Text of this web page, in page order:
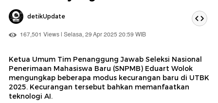
detikUpdate
167,501 Views | Selasa, 29 Apr 2025 20:59 WIB
Ketua Umum Tim Penanggung Jawab Seleksi Nasional
Penerimaan Mahasiswa Baru (SNPMB) Eduart Wolok
mengungkap beberapa modus kecurangan baru di UTBK
2025. Kecurangan tersebut bahkan memanfaatkan
teknologi AI.